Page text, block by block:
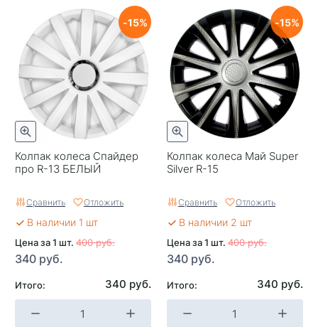
Колпак колеса Спайдер
про R-13 БЕЛЫЙ
15
Сравнить Отложить
В наличии 1 шт
Цена за 1 шт. 400 руб.
340 руб.
Итого: 340 руб.
Колпак колеса Май Super
Silver R-15
15
Сравнить Отложить
В наличии 2 шт
Цена за 1 шт. 400 руб.
340 руб.
Итого: 340 руб.